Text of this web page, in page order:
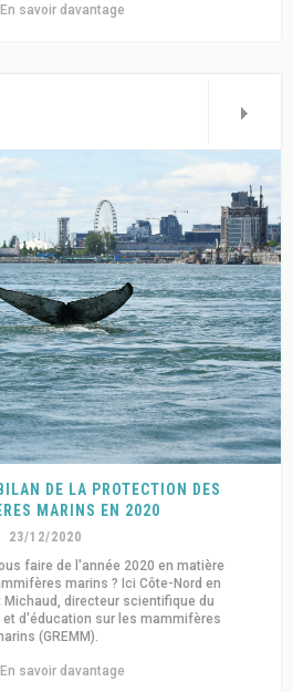
En savoir davantage
DE LA PROTECTION DES
MARINS EN 2020
23/12/2020
faire de l'année 2020 en matière
marins ? Ici Côte-Nord en
directeur scientifique du
et d'éducation sur les mammifères
(GREMM).
En savoir davantage